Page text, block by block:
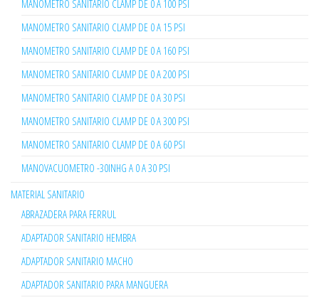
MANOMETRO SANITARIO CLAMP DE 0 A 100 PSI
MANOMETRO SANITARIO CLAMP DE 0 A 15 PSI
MANOMETRO SANITARIO CLAMP DE 0 A 160 PSI
MANOMETRO SANITARIO CLAMP DE 0 A 200 PSI
MANOMETRO SANITARIO CLAMP DE 0 A 30 PSI
MANOMETRO SANITARIO CLAMP DE 0 A 300 PSI
MANOMETRO SANITARIO CLAMP DE 0 A 60 PSI
MANOVACUOMETRO -30INHG A 0 A 30 PSI
MATERIAL SANITARIO
ABRAZADERA PARA FERRUL
ADAPTADOR SANITARIO HEMBRA
ADAPTADOR SANITARIO MACHO
ADAPTADOR SANITARIO PARA MANGUERA